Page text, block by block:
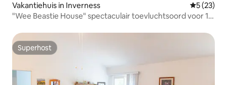
Vakantiehuis in Inverness
5 (23)
"Wee Beastie House" spectaculair toevluchtsoord voor 14
Superhost
Superhost